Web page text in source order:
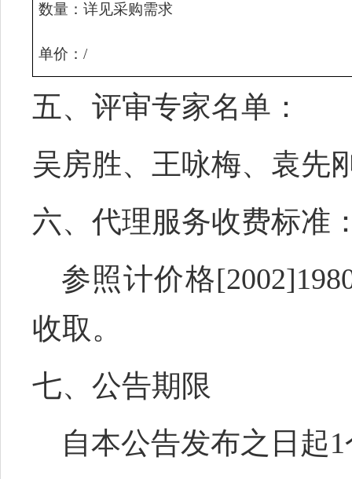
数量： 详见采购需求
单价： /
五、 评审专家名单：
吴房胜、 王咏梅、 袁先
六、代理服务收费标准
参照计价格
收取 。
七、公告期限
自本公告发布之日起